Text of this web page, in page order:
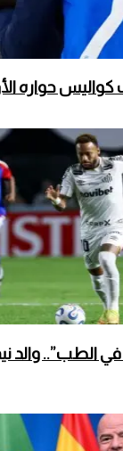
حواره
الطب”.. والد